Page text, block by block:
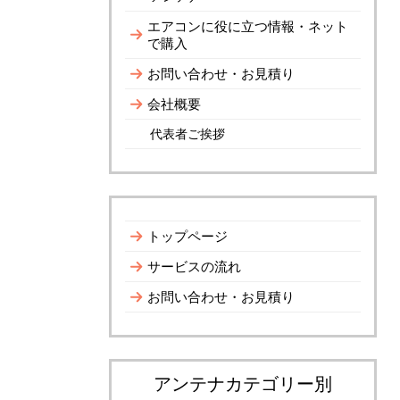
エアコンに役に立つ情報・ネット
で購入
お問い合わせ・お見積り
会社概要
代表者ご挨拶
トップページ
サービスの流れ
お問い合わせ・お見積り
アンテナカテゴリー別